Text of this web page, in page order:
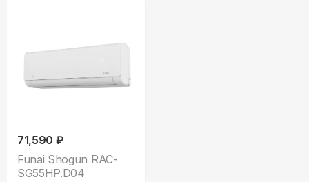
71,590 ₽
Funai Shogun RAC-
SG55HP.D04